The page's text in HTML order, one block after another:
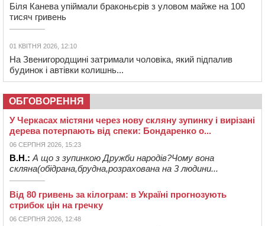
Біля Канева упіймали браконьєрів з уловом майже на 100
тисяч гривень
01 КВІТНЯ 2026, 12:10
На Звенигородщині затримали чоловіка, який підпалив
будинок і автівки колишнь...
ОБГОВОРЕННЯ
У Черкасах містяни через нову скляну зупинку і вирізані
дерева потерпають від спеки: Бондаренко о...
06 СЕРПНЯ 2026, 15:23
В.Н.: А що з зупинкою Дружби народів?Чому вона
скляна(обідрана,брудна,розрахована на 3 людини...
Від 80 гривень за кілограм: в Україні прогнозують
стрибок цін на гречку
06 СЕРПНЯ 2026, 12:48